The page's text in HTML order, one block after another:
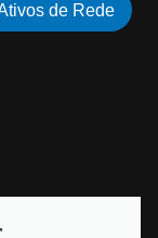
de Rede